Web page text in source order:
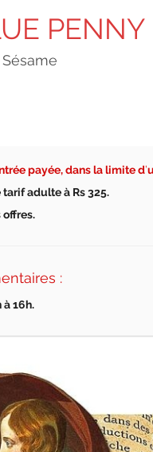
ée payée, dans la limite d’
tarif adulteà Rs 325.
:
à16h.